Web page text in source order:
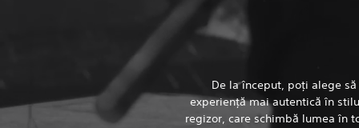
De la început, poţi alege
experienţă mai autentică în
regizor, care schimbă lumea în